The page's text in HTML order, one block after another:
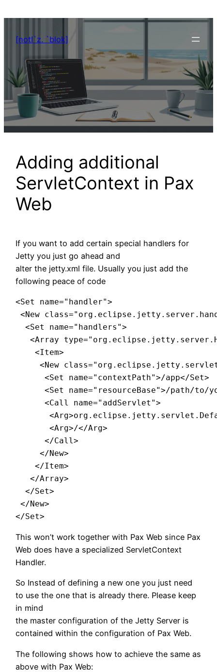
springen
[notI`z. `blok]
Adding additional
ServletContext in Pax
Web
If you want to add certain special handlers for
Jetty you just go ahead and
alter the jetty.xml file. Usually you just add the
following peace of code
<Set name="handler">
<New
  <Set name="handlers">
<Array
    <Item>
<New
      <Set name="contextPath">/app</Set>
<Set name="resourceBase">/path/to/
      <Call name="addServlet">
       <Arg>/</Arg>
      </Call>
     </New>
    </Item>
   </Array>
  </Set>
</New>
</Set>
This won’t work together with Pax Web since Pax
Web does have a specialized ServletContext
Handler.
So Instead of defining a new one you just need
to use the one that is already there. Please keep
in mind
the master configuration of the Jetty Server is
contained within the configuration of Pax Web.
The following shows how to achieve the same as
above with Pax Web: